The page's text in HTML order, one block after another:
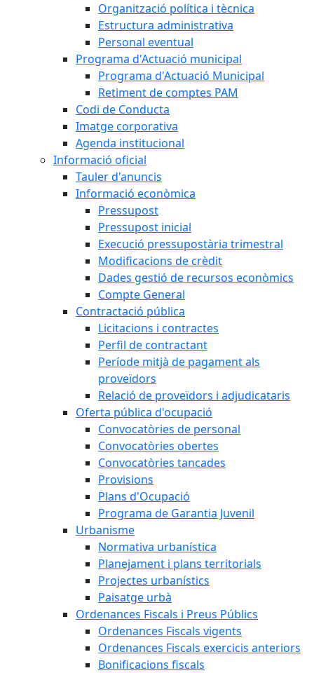
Organització política i tècnica
Estructura administrativa
Personal eventual
Programa d'Actuació municipal
Programa d'Actuació Municipal
Retiment de comptes PAM
Codi de Conducta
Imatge corporativa
Agenda institucional
Informació oficial
Tauler d'anuncis
Informació econòmica
Pressupost
Pressupost inicial
Execució pressupostària trimestral
Modificacions de crèdit
Dades gestió de recursos econòmics
Compte General
Contractació pública
Licitacions i contractes
Perfil de contractant
Període mitjà de pagament als
proveïdors
Relació de proveïdors i adjudicataris
Oferta pública d'ocupació
Convocatòries de personal
Convocatòries obertes
Convocatòries tancades
Provisions
Plans d'Ocupació
Programa de Garantia Juvenil
Urbanisme
Normativa urbanística
Planejament i plans territorials
Projectes urbanístics
Paisatge urbà
Ordenances Fiscals i Preus Públics
Ordenances Fiscals vigents
Ordenances Fiscals exercicis anteriors
Bonificacions fiscals